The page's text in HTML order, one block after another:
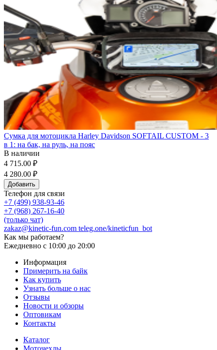
Сумка для мотоцикла Harley Davidson SOFTAIL CUSTOM - 3
в 1: на бак, на руль, на пояс
В наличии
4 715.00 ₽
4 280.00 ₽
Добавить
Телефон для связи
+7 (499) 938-93-46
+7 (968) 267-16-40
(только чат)
zakaz@kinetic-fun.com teleg.one/kineticfun_bot
Как мы работаем?
Ежедневно с 10:00 до 20:00
Информация
Примерить на байк
Как купить
Узнать больше о нас
Отзывы
Новости и обзоры
Оптовикам
Контакты
Каталог
Моточехлы